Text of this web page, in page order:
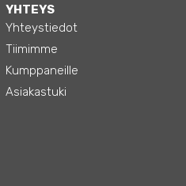
YHTEYS
Yhteystiedot
Tiimimme
Kumppaneille
Asiakastuki